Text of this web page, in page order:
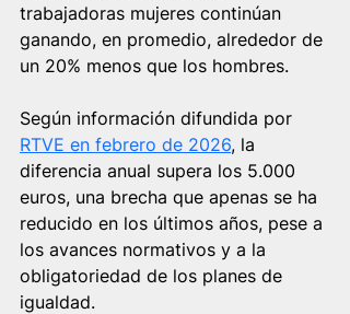
trabajadoras mujeres continúan
ganando, en promedio, alrededor de
un 20% menos que los hombres.
Según información difundida por
RTVE en febrero de 2026, la
diferencia anual supera los 5.000
euros, una brecha que apenas se ha
reducido en los últimos años, pese a
los avances normativos y a la
obligatoriedad de los planes de
igualdad.